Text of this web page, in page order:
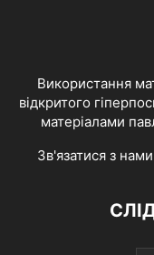
Використання
відкритого
матеріалами
Зв'язатися з